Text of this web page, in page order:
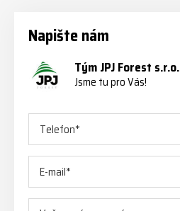
Napište nám
Tým JPJ Forest s.r.o.
Jsme tu pro Vás!